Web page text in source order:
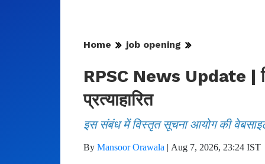
Home job opening
RPSC News Update |
प्रत्याहारित
इस संबंध में विस्तृत सूचना आयोग की
By Mansoor Orawala | Aug 7, 2026, 23:24 IST